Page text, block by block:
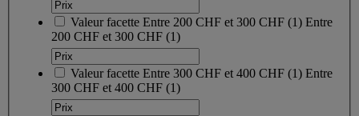
Valeur facette Entre 200 CHF et 300 CHF (1) Entre
200 CHF et 300 CHF (1)
Valeur facette Entre 300 CHF et 400 CHF (1) Entre
300 CHF et 400 CHF (1)